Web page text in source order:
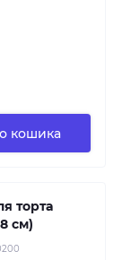
кошика
торта
см)